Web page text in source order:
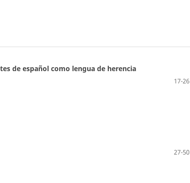
de español como lengua de herencia
17-26
27-50